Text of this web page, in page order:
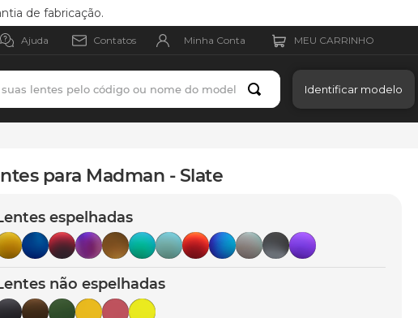
de fabricação.
Ajuda Contatos Minha Conta
lentes pelo código ou nome do modelo
Identificar modelo
para Madman - Slate
espelhadas
não espelhadas